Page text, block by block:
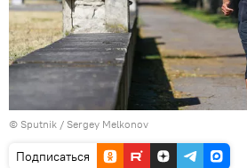
© Sputnik / Sergey Melkonov
Подписаться